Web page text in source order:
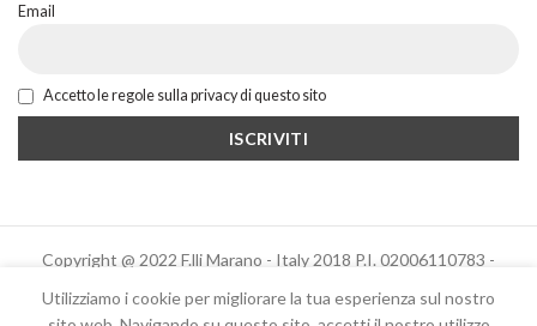
Email
Accetto le regole sulla privacy di questo sito
Copyright @ 2022 F.lli Marano - Italy 2018 P.I. 02006110783 -
Utilizziamo i cookie per migliorare la tua esperienza sul nostro